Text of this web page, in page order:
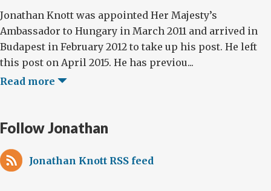
Jonathan Knott was appointed Her Majesty’s
Ambassador to Hungary in March 2011 and arrived in
Budapest in February 2012 to take up his post. He left
this post on April 2015. He has previou...
Read more
Follow Jonathan
Jonathan Knott RSS feed